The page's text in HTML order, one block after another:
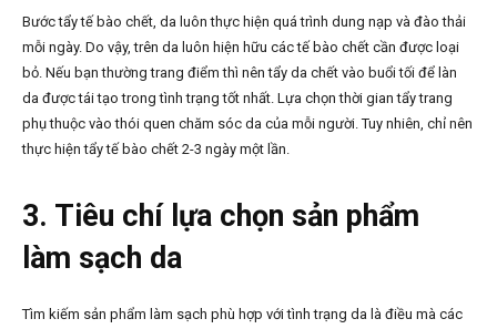
Bước tẩy tế bào chết, da luôn thực hiện quá trình dung nạp và đào thải
mỗi ngày. Do vậy, trên da luôn hiện hữu các tế bào chết cần được loại
bỏ. Nếu bạn thường trang điểm thì nên tẩy da chết vào buổi tối để làn
da được tái tạo trong tình trạng tốt nhất. Lựa chọn thời gian tẩy trang
phụ thuộc vào thói quen chăm sóc da của mỗi người. Tuy nhiên, chỉ nên
thực hiện tẩy tế bào chết 2-3 ngày một lần.
3. Tiêu chí lựa chọn sản phẩm
làm sạch da
Tìm kiếm sản phẩm làm sạch phù hợp với tình trạng da là điều mà các